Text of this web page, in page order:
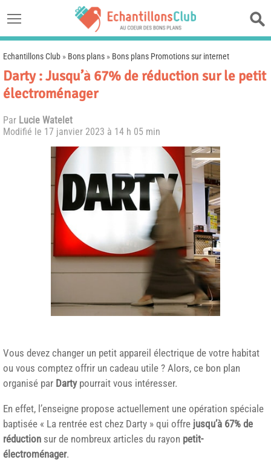
Echantillons Club » Bons plans » Bons plans Promotions sur internet
Darty : Jusqu’à 67% de réduction sur le petit
électroménager
Par Lucie Watelet
Modifié le 17 janvier 2023 à 14 h 05 min
Vous devez changer un petit appareil électrique de votre habitat
ou vous comptez offrir un cadeau utile ? Alors, ce bon plan
organisé par Dartypourrait vous intéresser.
En effet, l’enseigne propose actuellement une opération spéciale
baptisée « La rentrée est chez Darty » qui offre jusqu’à 67% de
réduction sur de nombreux articles du rayon petit-
électroménager.